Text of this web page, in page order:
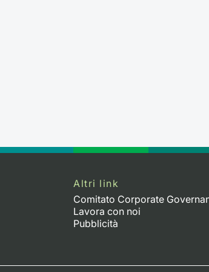
Altri link
Comitato Corporate
Lavora con noi
Pubblicità